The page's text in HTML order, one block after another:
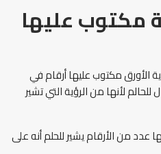
مكتوب عليها
الأورق مكتوب عليها أرقام في
لأنها من الرؤية التي تشير
من الأرقام يشير للحلم أنه على